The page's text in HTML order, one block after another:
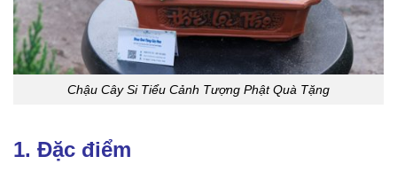
Chậu Cây Si Tiểu Cảnh Tượng Phật Quà Tặng
1. Đặc điểm